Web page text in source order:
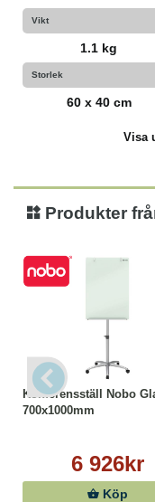
Vikt
1.1 kg
Storlek
60 x 40 cm
Visa
Produkter
Konferensställ Nobo
700x1000mm
6 926kr
Köp